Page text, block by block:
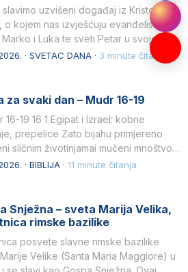
slavimo uzvišeni događaj iz Kristova
o kojem nas izvješćuju evanđelisti
Marko i Luka te sveti Petar u svojoj
· SVETAC DANA · 3 minute čitanja
za svaki dan – Mudr 16-19
16-19 16 1 Egipat i Izrael: kobne
prepelice Zato bijahu primjereno
sličnim životinjamai mučeni mnoštvom
A narod…
· BIBLIJA · 11 minute čitanja
Snježna – sveta Marija Velika,
rimske bazilike
posvete slavne rimske bazilike
Velike (Santa Maria Maggiore) u